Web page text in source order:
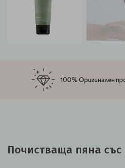
100% Оригинален
Почистваща пяна със